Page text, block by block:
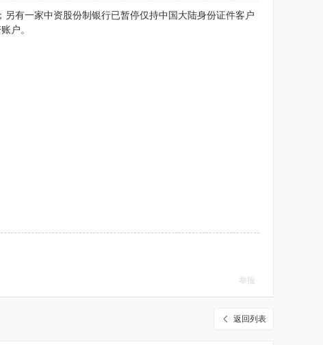
有一家中资股份制银行已暂停仅持中国大陆身份证件客户
户。
举报
返回列表